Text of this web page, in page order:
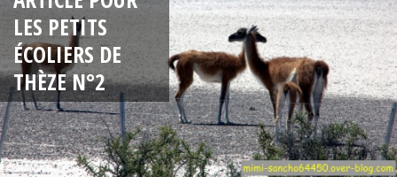
LES PETITS
ÉCOLIERS DE
THÈZE N°2